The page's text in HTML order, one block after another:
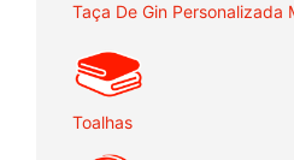
Taça De Gin Personalizada
Toalhas